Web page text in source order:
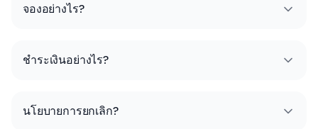
จองอย่างไร?
ชำระเงินอย่างไร?
นโยบายการยกเลิก?